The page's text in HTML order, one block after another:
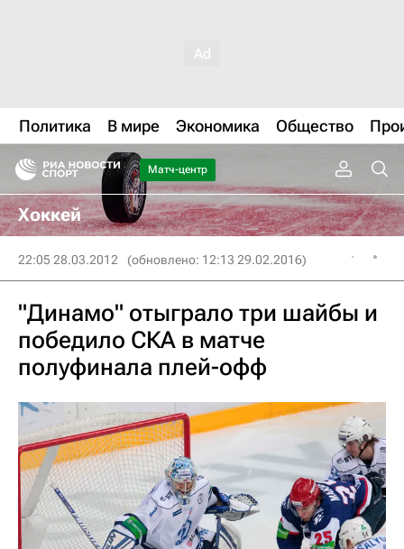
Политика В мире Экономика Общество
Матч-центр
Хоккей
22:05 28.03.2012 (обновлено: 12:13 29.02.2016)
"Динамо" отыграло три шайбы и
победило СКА в матче
полуфинала плей-офф